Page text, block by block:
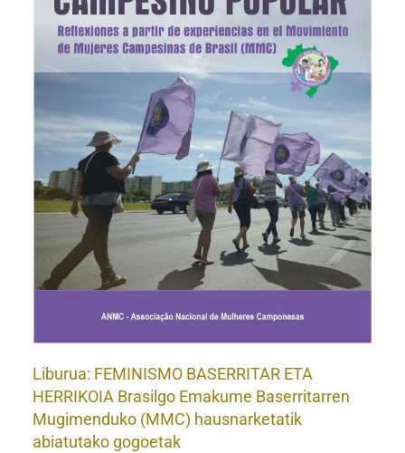
Liburua: FEMINISMO BASERRITAR ETA
HERRIKOIA Brasilgo Emakume Baserritarren
Mugimenduko (MMC) hausnarketatik
abiatutako gogoetak